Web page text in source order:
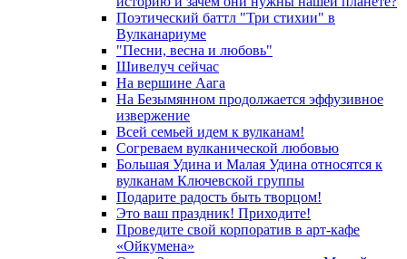
Поэтический баттл "Три стихии" в
Вулканариуме
"Песни, весна и любовь"
Шивелуч сейчас
На вершине Аага
На Безымянном продолжается эффузивное
извержение
Всей семьей идем к вулканам!
Согреваем вулканической любовью
Большая Удина и Малая Удина относятся к
вулканам Ключевской группы
Подарите радость быть творцом!
Это ваш праздник! Приходите!
Проведите свой корпоратив в арт-кафе
«Ойкумена»